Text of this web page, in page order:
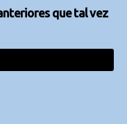
que tal vez